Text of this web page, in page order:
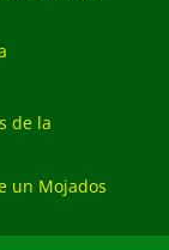
de la
un Mojados